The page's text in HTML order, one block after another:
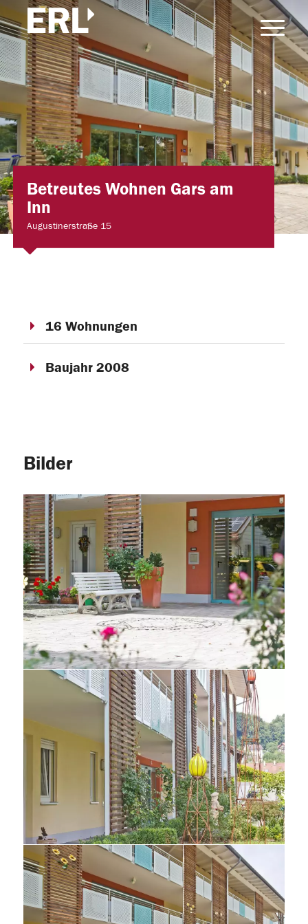
Betreutes Wohnen Gars am
Inn
Augustinerstraße 15
16 Wohnungen
Baujahr 2008
Bilder